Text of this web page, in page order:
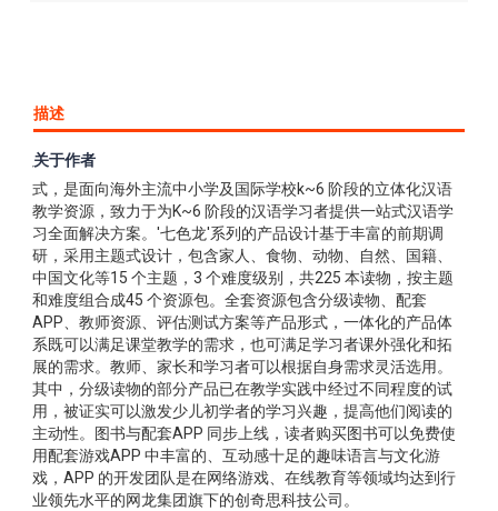
描述
七色龙汉语分级阅读系列基于模块化教学理念、混合式学习方
式，是面向海外主流中小学及国际学校k~6 阶段的立体化汉语
教学资源，致力于为K~6 阶段的汉语学习者提供一站式汉语学
习全面解决方案。'七色龙'系列的产品设计基于丰富的前期调
研，采用主题式设计，包含家人、食物、动物、自然、国籍、
中国文化等15 个主题，3 个难度级别，共225 本读物，按主题
和难度组合成45 个资源包。全套资源包含分级读物、配套
APP、教师资源、评估测试方案等产品形式，一体化的产品体
系既可以满足课堂教学的需求，也可满足学习者课外强化和拓
展的需求。教师、家长和学习者可以根据自身需求灵活选用。
其中，分级读物的部分产品已在教学实践中经过不同程度的试
用，被证实可以激发少儿初学者的学习兴趣，提高他们阅读的
主动性。图书与配套APP 同步上线，读者购买图书可以免费使
用配套游戏APP 中丰富的、互动感十足的趣味语言与文化游
戏，APP 的开发团队是在网络游戏、在线教育等领域均达到行
业领先水平的网龙集团旗下的创奇思科技公司。
关于作者